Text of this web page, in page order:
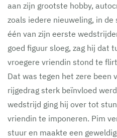
aan zijn grootste hobby,
zoals iedere nieuweling, in
één van zijn eerste
goed figuur sloeg, zag hij dat
vroegere vriendin stond te
Dat was tegen het zere been
rijgedrag sterk beïnvloed
wedstrijd ging hij over tot
vriendin te imponeren. Pim
stuur en maakte een